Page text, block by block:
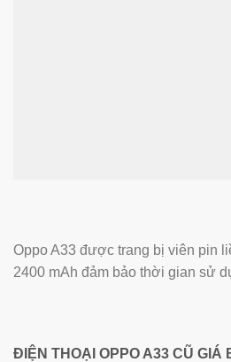
Oppo A33 được trang bị viên pin
2400 mAh đảm bảo thời gian sử
ĐIỆN THOẠI OPPO A33 CŨ GIÁ